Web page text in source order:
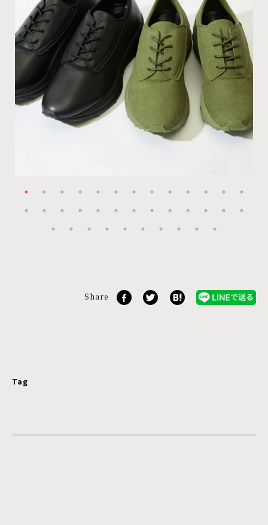
Share
Tag